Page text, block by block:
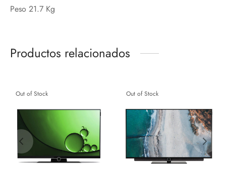
Peso 21.7 Kg
Productos relacionados
Out of Stock Out of Stock